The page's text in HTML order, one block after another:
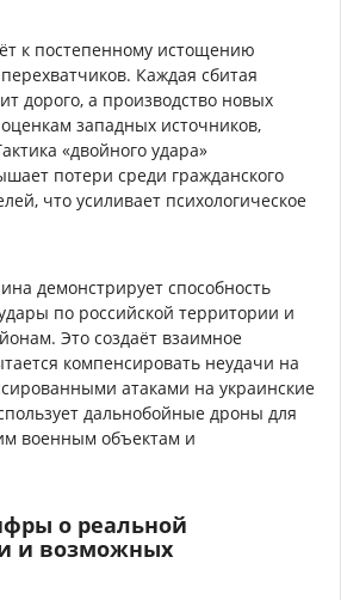
к постепенному истощению
Каждая сбитая
дорого, а производство новых
западных источников,
«двойного удара»
потери среди гражданского
что усиливает психологическое
демонстрирует способность
по российской территории и
Это создаёт взаимное
компенсировать неудачи на
атаками на украинские
дальнобойные дроны для
военным объектам и
о реальной
и возможных